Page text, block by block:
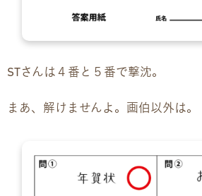
STさんは４番と５番で撃沈。
まあ、解けませんよ。画伯以外は。